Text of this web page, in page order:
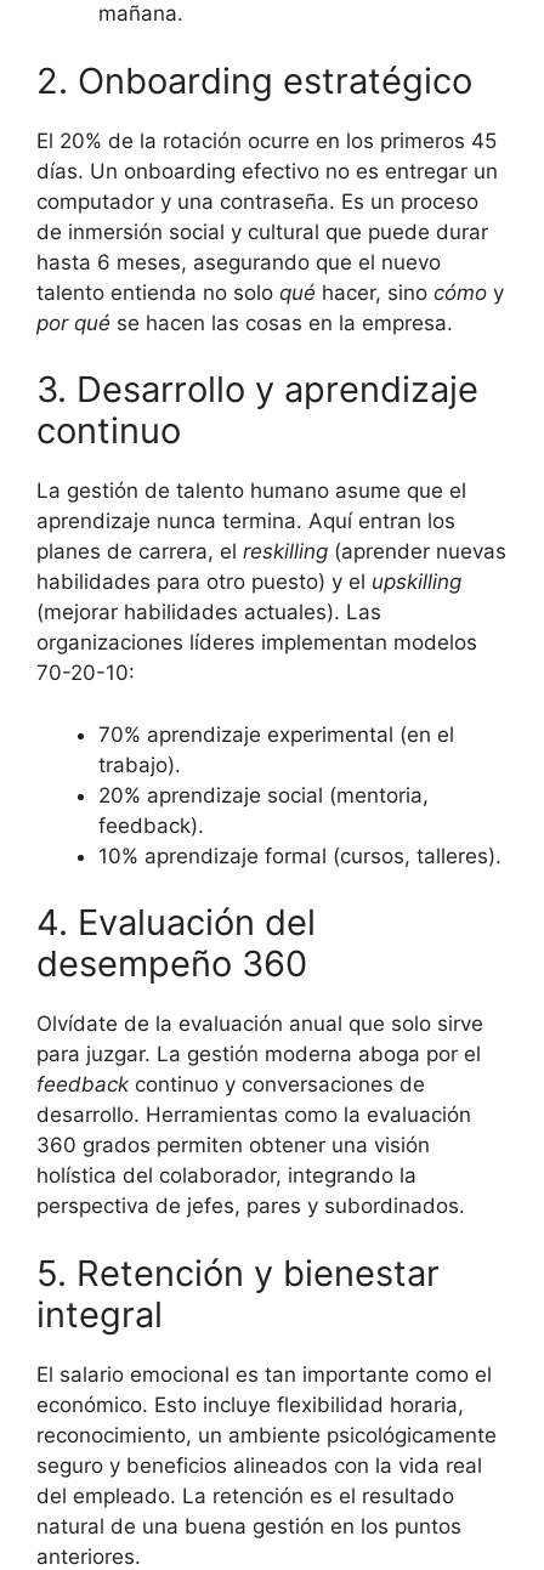
mañana.
2. Onboarding estratégico
El 20% de la rotación ocurre en los primeros 45
días. Un onboarding efectivo no es entregar un
computador y una contraseña. Es un proceso
de inmersión social y cultural que puede durar
hasta 6 meses, asegurando que el nuevo
talento entienda no solo qué hacer, sino cómo y
por qué se hacen las cosas en la empresa.
3. Desarrollo y aprendizaje
continuo
La gestión de talento humano asume que el
aprendizaje nunca termina. Aquí entran los
planes de carrera, el reskilling (aprender nuevas
habilidades para otro puesto) y el upskilling
(mejorar habilidades actuales). Las
organizaciones líderes implementan modelos
70-20-10:
70% aprendizaje experimental (en el
trabajo).
20% aprendizaje social (mentoria,
feedback).
10% aprendizaje formal (cursos, talleres).
4. Evaluación del
desempeño 360
Olvídate de la evaluación anual que solo sirve
para juzgar. La gestión moderna aboga por el
feedback continuo y conversaciones de
desarrollo. Herramientas como la evaluación
360 grados permiten obtener una visión
holística del colaborador, integrando la
perspectiva de jefes, pares y subordinados.
5. Retención y bienestar
integral
El salario emocional es tan importante como el
económico. Esto incluye flexibilidad horaria,
reconocimiento, un ambiente psicológicamente
seguro y beneficios alineados con la vida real
del empleado. La retención es el resultado
natural de una buena gestión en los puntos
anteriores.